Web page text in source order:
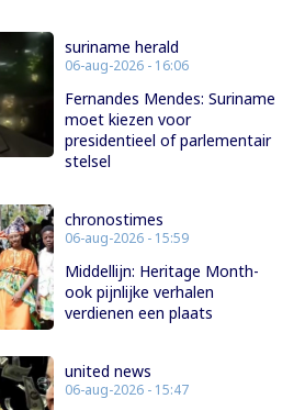
suriname herald
06-aug-2026 - 16:06
Fernandes Mendes: Suriname
moet kiezen voor
presidentieel of parlementair
stelsel
chronostimes
06-aug-2026 - 15:59
Middellijn: Heritage Month-
ook pijnlijke verhalen
verdienen een plaats
united news
06-aug-2026 - 15:47